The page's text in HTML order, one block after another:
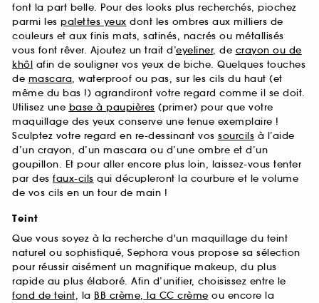
font la part belle. Pour des looks plus recherchés, piochez
parmi les palettes yeux dont les ombres aux milliers de
couleurs et aux finis mats, satinés, nacrés ou métallisés
vous font rêver. Ajoutez un trait d’eyeliner, de crayon ou de
khôl afin de souligner vos yeux de biche. Quelques touches
de mascara, waterproof ou pas, sur les cils du haut (et
même du bas !) agrandiront votre regard comme il se doit.
Utilisez une base à paupières (primer) pour que votre
maquillage des yeux conserve une tenue exemplaire !
Sculptez votre regard en re-dessinant vos sourcils à l’aide
d’un crayon, d’un mascara ou d’une ombre et d’un
goupillon. Et pour aller encore plus loin, laissez-vous tenter
par des faux-cils qui décupleront la courbure et le volume
de vos cils en un tour de main !
Teint
Que vous soyez à la recherche d'un maquillage du teint
naturel ou sophistiqué, Sephora vous propose sa sélection
pour réussir aisément un magnifique makeup, du plus
rapide au plus élaboré. Afin d’unifier, choisissez entre le
fond de teint, la BB crème, la CC crème ou encore la